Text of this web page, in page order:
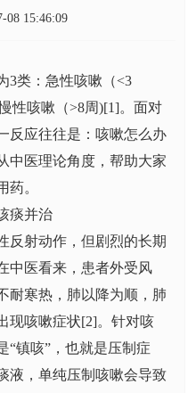
08 15:46:09
3类：急性咳嗽（<3
性咳嗽（>8周)[1]。面对
反应往往是：咳嗽怎么办
中医理论角度，帮助大家
药。
痰并治
反射动作，但剧烈的长期
中医看来，患者外受风
耐寒热，肺以降为顺，肺
现咳嗽症状[2]。针对咳
“镇咳”，也就是压制症
液，单纯压制咳嗽会导致